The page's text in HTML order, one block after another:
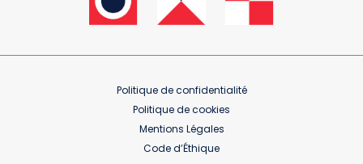
Politique de confidentialité
Politique de cookies
Mentions Légales
Code d’Éthique